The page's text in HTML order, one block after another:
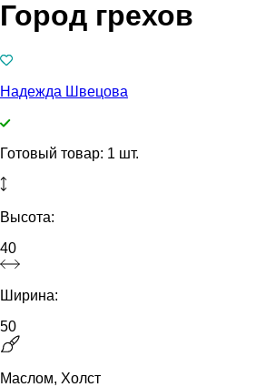
Город грехов
Надежда Швецова
Готовый товар: 1 шт.
Высота:
40
Ширина:
50
Маслом, Холст